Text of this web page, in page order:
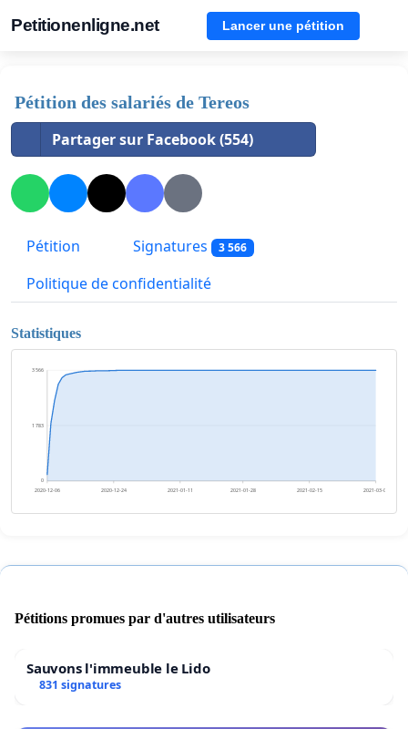
Petitionenligne.net Lancer une pétition
Pétition des salariés de Tereos
Partager sur Facebook (554)
Pétition Signatures 3 566
Politique de confidentialité
Statistiques
0
1 783
3 566
2020-12-06 2020-12-24 2021-01-11 2021-01-28 2021-02-15 2021-03-05
Pétitions promues par d'autres utilisateurs
Sauvons l'immeuble le Lido
831 signatures